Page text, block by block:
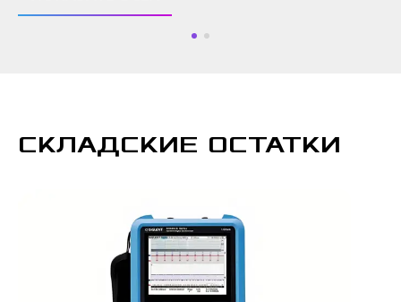
СКЛАДСКИЕ ОСТАТКИ